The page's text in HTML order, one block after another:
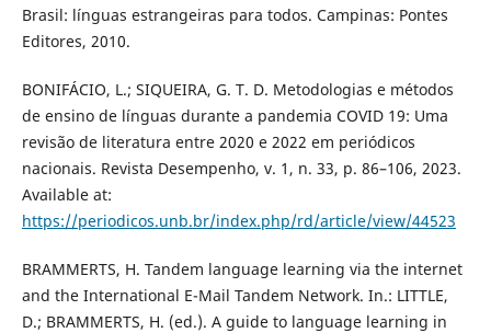
Brasil: línguas estrangeiras para todos. Campinas: Pontes
Editores, 2010.
BONIFÁCIO, L.; SIQUEIRA, G. T. D. Metodologias e métodos
de ensino de línguas durante a pandemia COVID 19: Uma
revisão de literatura entre 2020 e 2022 em periódicos
nacionais. Revista Desempenho, v. 1, n. 33, p. 86–106, 2023.
Available at:
https://periodicos.unb.br/index.php/rd/article/view/44523
BRAMMERTS, H. Tandem language learning via the internet
and the International E-Mail Tandem Network. In.: LITTLE,
D.; BRAMMERTS, H. (ed.). A guide to language learning in